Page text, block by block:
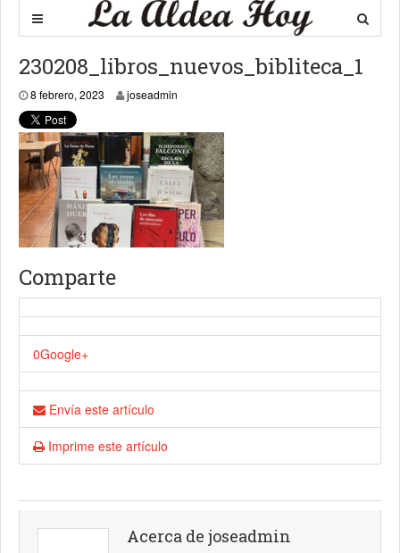
230208_libros_nuevos_bibliteca_1
8 febrero, 2023 joseadmin
Comparte
0Google+
Envía este artículo
Imprime este artículo
Acerca de joseadmin